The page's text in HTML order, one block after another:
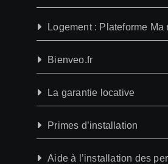
Logement : Plateforme
Bienveo.fr
La garantie locative
Primes d’installation
Aide à l’installation des